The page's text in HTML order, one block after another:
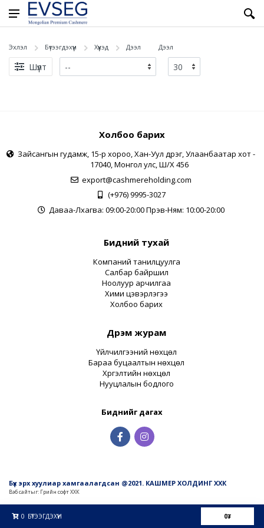
Эхлэл Бүтээгдэхүүн Хүүхэд Дээл Дээл
Шүүлт
Холбоо барих
Зайсангын гудамж, 15-р хороо, Хан-Уул дүүрэг, Улаанбаатар хот -
17040, Монгол улс, Ш/Х 456
export@cashmereholding.com
(+976) 9995-3027
Даваа-Лхагва: 09:00-20:00 Пүрэв-Ням: 10:00-20:00
Бидний тухай
Компаний танилцуулга
Салбар байршил
Ноолуур арчилгаа
Хими цэвэрлэгээ
Холбоо барих
Дүрэм журам
Үйлчилгээний нөхцөл
Бараа буцаалтын нөхцөл
Хүргэлтийн нөхцөл
Нууцлалын бодлого
Биднийг дагах
Бүх эрх хуулиар хамгаалагдсан @2021. КАШМЕР ХОЛДИНГ ХХК
Вэб сайтыг: Грийн софт ХХК
0 БҮТЭЭГДЭХҮҮН 0₮